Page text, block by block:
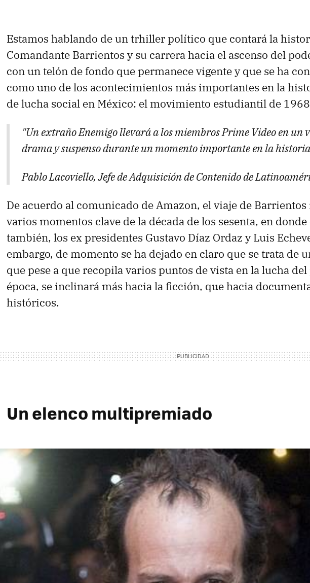
Estamos hablando de un trhiller político que contará la
Comandante Barrientos y su carrera hacia el ascenso del
con un telón de fondo que permanece vigente y que se ha
como uno de los acontecimientos más importantes en la
de lucha social en México: el movimiento estudiantil de
"Un extraño Enemigo llevará a los miembros Prime Video en un
drama y suspenso durante un momento importante en la
Pablo Lacoviello, Jefe de Adquisición de Contenido de
De acuerdo al comunicado de Amazon, el viaje de
varios momentos clave de la década de los sesenta, en
también, los ex presidentes Gustavo Díaz Ordaz y Luis
embargo, de momento se ha dejado en claro que se trata de
que pese a que recopila varios puntos de vista en la lucha
época, se inclinará más hacia la ficción, que hacia
históricos.
Un elenco multipremiado